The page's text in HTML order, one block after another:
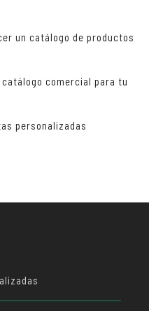
un catálogo de productos
catálogo comercial para tu
personalizadas